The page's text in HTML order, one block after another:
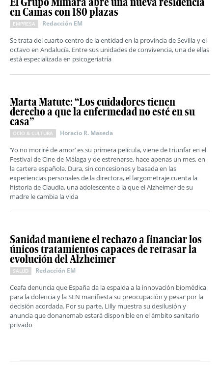
en Camas con 180 plazas
EMPRESA Redacción EM
Se trata del cuarto centro de la entidad en la provincia de Sevilla y el
octavo en Andalucía. Entre sus unidades de convivencia, una de ellas
está especializada en psicogeriatría
Marta Matute: “Los cuidadores tienen
derecho a que la enfermedad no esté en su
casa”
OCIO & CULTURA Horacio R. Maseda
‘Yo no moriré de amor’ es su primera película, viene de triunfar en el
Festival de Cine de Málaga y de estrenarse, hace apenas un mes, en
la cartera española. Dura, sin concesiones y basada en las
experiencias personales de la directora, el largometraje cuenta la
historia de Claudia, una adolescente a la que el Alzheimer de su
madre le cambia la vida
Sanidad mantiene el rechazo a financiar los
únicos tratamientos capaces de retrasar la
evolución del Alzheimer
SALUD Redacción EM
Ceafa denuncia que España da la espalda a la innovación biomédica
para la dolencia y la SEN manifiesta su preocupación y pesar por la
decisión acordada. Por su parte, Lilly muestra su desilusión y
anuncia que donanemab estará disponible en el ámbito sanitario
privado